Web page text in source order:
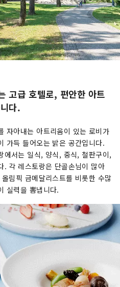
고급 호텔로, 편안한 아트
다.
자아내는 아트리움이 있는 로비가
가득 들어오는 밝은 공간입니다.
에서는 일식, 양식, 중식, 철판구이,
. 각 레스토랑은 단골손님이 많아
림픽 금메달리스트를 비롯한 수많
실력을 뽐냅니다.